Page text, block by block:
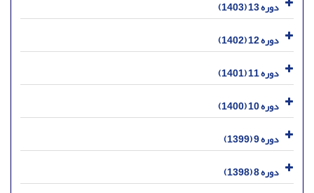
دوره 13 (1403)
دوره 12 (1402)
دوره 11 (1401)
دوره 10 (1400)
دوره 9 (1399)
دوره 8 (1398)